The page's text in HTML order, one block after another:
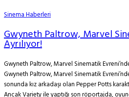
Sinema Haberleri
Gwyneth Paltrow, Marvel
Ayrılıyor!
Gwyneth Paltrow, Marvel Sinematik
Gwyneth Paltrow, Marvel Sinematik
sonunda kız arkadaşı olan Pepper Potts
Ancak Variety ile yaptığı son röportajda,